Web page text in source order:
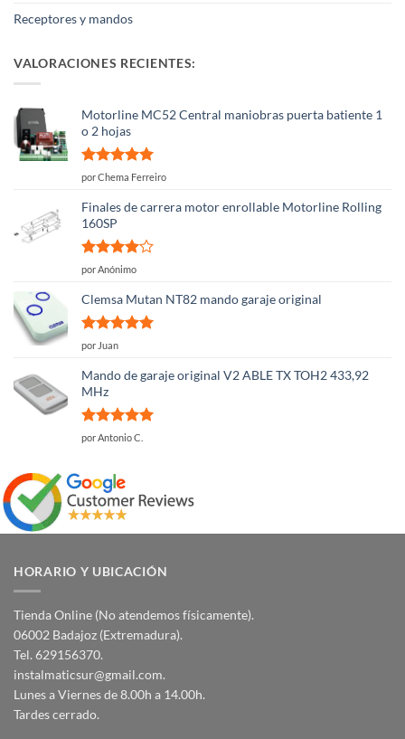
Receptores y mandos
VALORACIONES RECIENTES:
Motorline MC52 Central maniobras puerta batiente 1
o 2 hojas
Valorado
por Chema Ferreiro
Finales de carrera motor enrollable Motorline Rolling
160SP
Valorado
5
por Anónimo
Clemsa Mutan NT82 mando garaje original
Valorado
por Juan
Mando de garaje original V2 ABLE TX TOH2 433,92
MHz
Valorado
por Antonio C.
HORARIO Y UBICACIÓN
Tienda Online (No atendemos físicamente).
06002 Badajoz (Extremadura).
Tel. 629156370.
instalmaticsur@gmail.com.
Lunes a Viernes de 8.00h a 14.00h.
Tardes cerrado.